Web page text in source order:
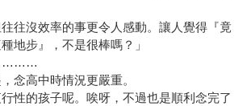
往往沒效率的事更令人感動。讓人覺得『竟
地步』，不是很棒嗎？」
念高中時情況更嚴重。
行性的孩子呢。唉呀，不過也是順利念完了